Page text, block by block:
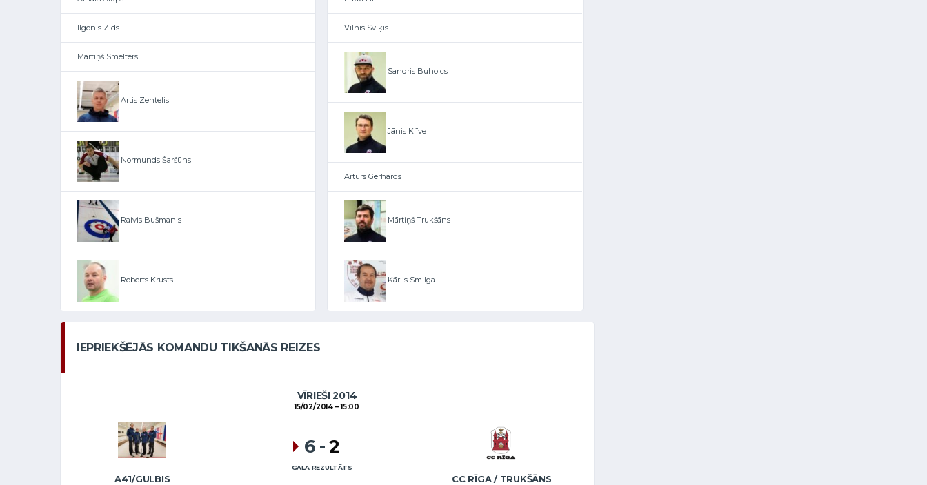
Ilgonis Zīds
Mārtiņš Smelters
Artis Zentelis
Normunds Šaršūns
Raivis Bušmanis
Roberts Krusts
Vilnis Svīķis
Sandris Buholcs
Jānis Klīve
Artūrs Gerhards
Mārtiņš Trukšāns
Kārlis Smilga
IEPRIEKŠĒJĀS KOMANDU TIKŠANĀS REIZES
VĪRIEŠI 2014
15/02/2014 15:00
A41/GULBIS CC RĪGA / TRUKŠĀNS
6 -2
GALA REZULTĀTS